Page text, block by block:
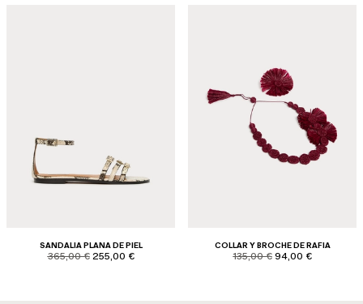
SANDALIA PLANA DE PIEL
product.price.original
365,00 € product.price.sale
255,00 €
COLLAR Y BROCHE DE RAFIA
product.price.original
135,00 € product.price.sale
94,00 €